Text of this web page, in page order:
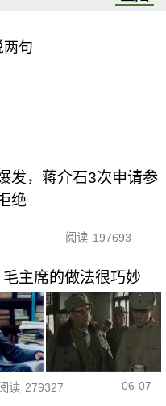
两句
发，蒋介石3次申请参
绝
阅读 197693
主席的做法很巧妙
读 279327 06-07